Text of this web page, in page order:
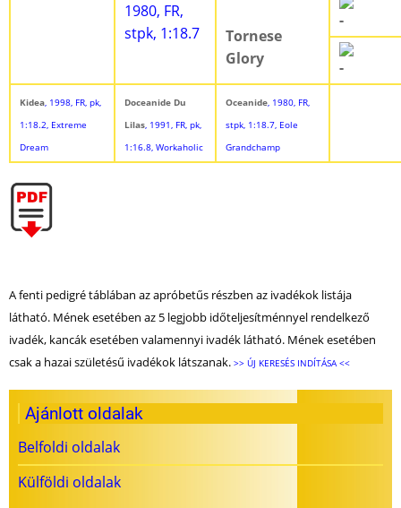
1980, FR,
stpk, 1:18.7
Tornese
Glory
-
-
Kidea, 1998, FR, pk,
1:18.2, Extreme
Dream
Doceanide Du
Lilas, 1991, FR, pk,
1:16.8, Workaholic
Oceanide, 1980, FR,
stpk, 1:18.7, Eole
Grandchamp
A fenti pedigré táblában az apróbetűs részben az ivadékok listája
látható. Mének esetében az 5 legjobb időteljesítménnyel rendelkező
ivadék, kancák esetében valamennyi ivadék látható. Mének esetében
csak a hazai születésű ivadékok látszanak. >> ÚJ KERESÉS INDÍTÁSA <<
Ajánlott oldalak
Belfoldi oldalak
Külföldi oldalak